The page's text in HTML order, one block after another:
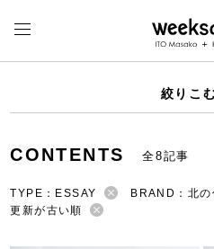
絞りこ
CONTENTS 全8記事
TYPE：ESSAY
BRAND：北の
更新が古い順